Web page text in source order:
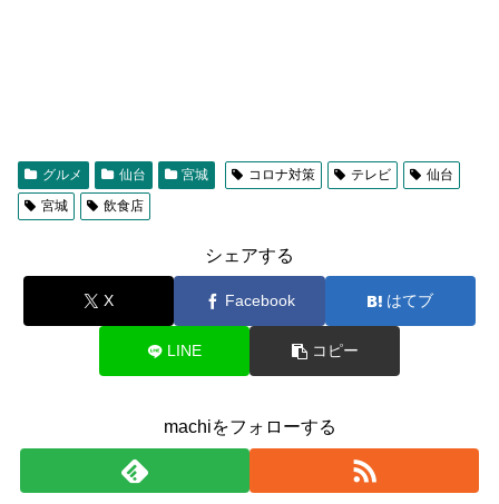
グルメ 仙台 宮城 コロナ対策 テレビ
仙台
宮城
飲食店
シェアする
X Facebook はてブ
LINE コピー
machiをフォローする